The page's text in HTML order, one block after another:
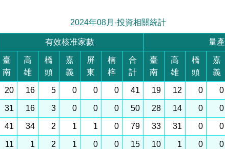
2024年08月-投資相關統計
有效核准家數 量產
臺
南
高
雄
橋
頭
嘉
義
屏
東
楠
梓
合
計
臺
南
高
雄
橋
頭
嘉
義
20 16 5 0 0 0 41 19 12 0 0
31 16 3 0 0 0 50 28 14 0 0
41 34 2 1 1 0 79 33 31 0 0
11 1 2 1 0 0 15 10 1 0 0